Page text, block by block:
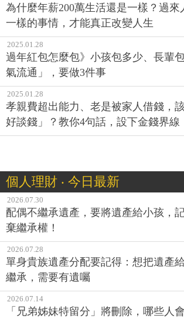
為什麼年薪200萬生活還是一樣？過來
一樣的事情，才能真正改變人生
2025.01.28
過年紅包怎麼包》小孩包多少、長輩
氣流通」，要做3件事
2025.01.28
孝親費超出能力、老是被家人借錢，
好談錢」？教你4句話，設下金錢界線
個人理財 ‧ 今日最新
2026.07.30
配偶不繼承遺產，要將遺產給小孩，
棄繼承權！
2026.07.28
單身貴族遺產分配要記得：想把遺產
繼承，需要有遺囑
2026.07.14
「兄弟姊妹特留分」將刪除，哪些人